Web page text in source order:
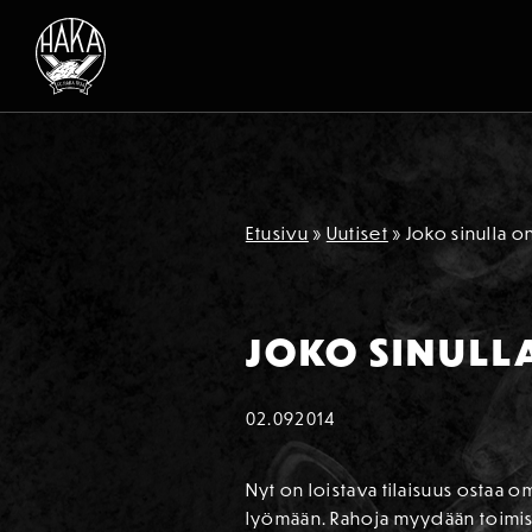
Siirry sisältöön
Etusivu » Uutiset » Joko sinulla
JOKO
02.092014
Nyt on loistava tilaisuus ostaa
lyömään. Rahoja myydään